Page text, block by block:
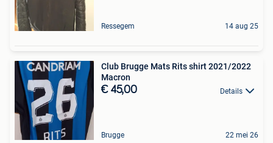
Ressegem 14 aug 25
Club Brugge Mats Rits shirt 2021/2022
Macron
€ 45,00 Details
Brugge 22 mei 26